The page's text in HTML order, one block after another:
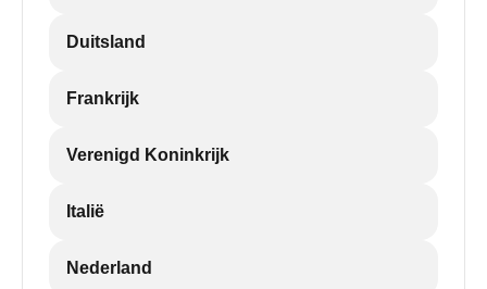
Duitsland
Frankrijk
Verenigd Koninkrijk
Italië
Nederland